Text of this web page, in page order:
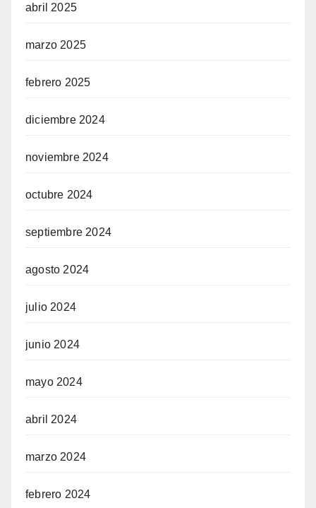
abril 2025
marzo 2025
febrero 2025
diciembre 2024
noviembre 2024
octubre 2024
septiembre 2024
agosto 2024
julio 2024
junio 2024
mayo 2024
abril 2024
marzo 2024
febrero 2024